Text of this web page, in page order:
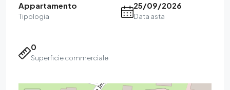
Appartamento
Tipologia
25/09/2026
Data asta
0
Superficie commerciale